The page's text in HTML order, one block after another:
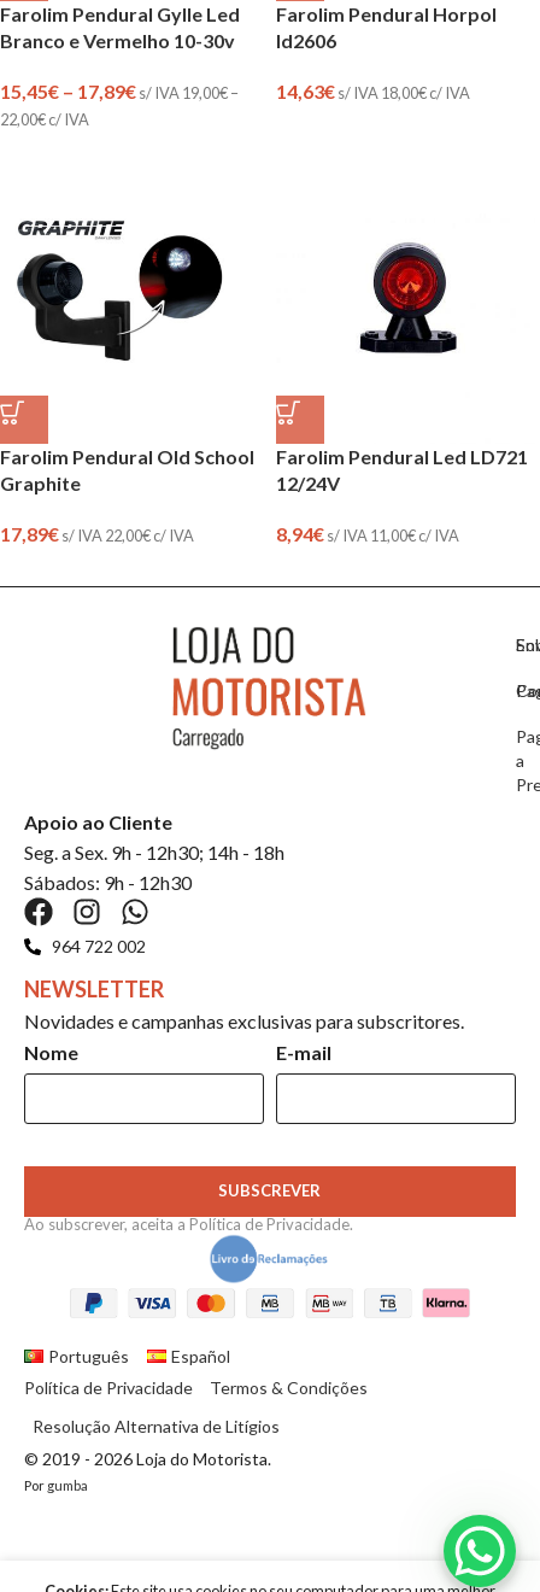
Farolim Pendural Gylle Led
Branco e Vermelho 10-30v
15,45€ – 17,89€s/ IVA 19,00€–
22,00€c/ IVA
Farolim Pendural Horpol
ld2606
14,63€s/ IVA 18,00€c/ IVA
Farolim Pendural Old School
Graphite
17,89€s/ IVA 22,00€c/ IVA
Farolim Pendural Led LD721
12/24V
8,94€s/ IVA 11,00€c/ IVA
a
Apoio ao Cliente
Seg. a Sex. 9h - 12h30; 14h - 18h
Sábados: 9h - 12h30
964 722 002
NEWSLETTER
Novidades e campanhas exclusivas para subscritores.
Nome
E-mail
SUBSCREVER
Ao subscrever, aceita a Política de Privacidade.
© 2019 - 2026 Loja do Motorista.
Por gumba
Português
Español
Política de Privacidade
Termos & Condições
Resolução Alternativa de Litígios